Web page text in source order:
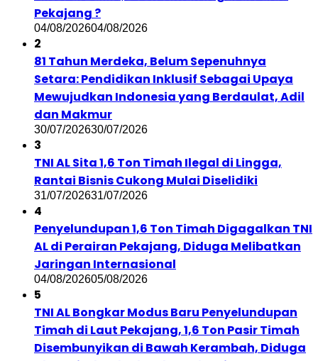
Pekajang ?
04/08/202604/08/2026
2
81 Tahun Merdeka, Belum Sepenuhnya
Setara: Pendidikan Inklusif Sebagai Upaya
Mewujudkan Indonesia yang Berdaulat, Adil
dan Makmur
30/07/202630/07/2026
3
TNI AL Sita 1,6 Ton Timah Ilegal di Lingga,
Rantai Bisnis Cukong Mulai Diselidiki
31/07/202631/07/2026
4
Penyelundupan 1,6 Ton Timah Digagalkan TNI
AL di Perairan Pekajang, Diduga Melibatkan
Jaringan Internasional
04/08/202605/08/2026
5
TNI AL Bongkar Modus Baru Penyelundupan
Timah di Laut Pekajang, 1,6 Ton Pasir Timah
Disembunyikan di Bawah Kerambah, Diduga